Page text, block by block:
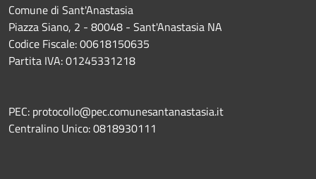
Comune di Sant'Anastasia
Piazza Siano, 2 - 80048 - Sant'Anastasia NA
Codice Fiscale: 00618150635
Partita IVA: 01245331218
PEC: protocollo@pec.comunesantanastasia.it
Centralino Unico: 0818930111